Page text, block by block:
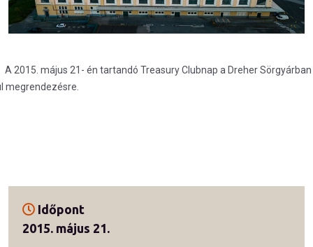
A 2015. május 21- én tartandó Treasury Clubnap a Dreher Sörgyárban
megrendezésre.
Időpont
2015. május 21.